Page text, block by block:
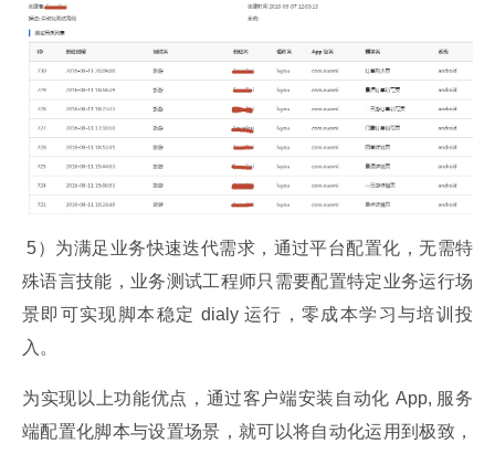
殊语言技能，业务测试工程师只需要配置特定业务运行场
景即可实现脚本稳定 dialy 运行，零成本学习与培训投
入。
为实现以上功能优点，通过客户端安装自动化 App, 服务
端配置化脚本与设置场景，就可以将自动化运用到极致，